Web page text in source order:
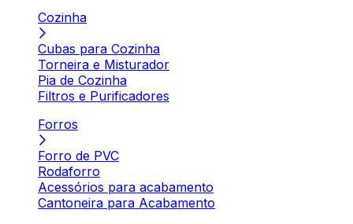
Cozinha
Cubas para Cozinha
Torneira e Misturador
Pia de Cozinha
Filtros e Purificadores
Forros
Forro de PVC
Rodaforro
Acessórios para acabamento
Cantoneira para Acabamento